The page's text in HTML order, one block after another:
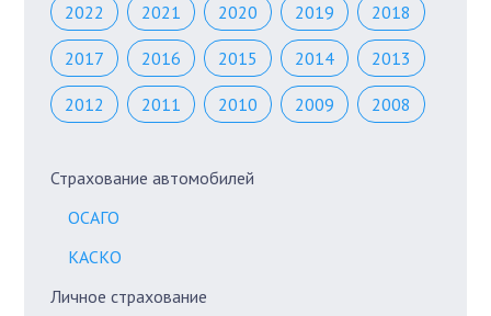
2022 2021 2020 2019 2018
2017 2016 2015 2014 2013
2012 2011 2010 2009 2008
Страхование автомобилей
ОСАГО
КАСКО
Личное страхование